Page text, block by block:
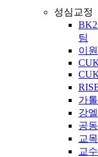
성심교정
팀
이
가
강
공
교
교